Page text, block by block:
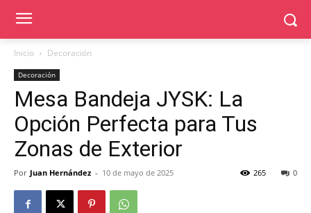
Inicio Decoración
Decoración
Mesa Bandeja JYSK: La
Opción Perfecta para Tus
Zonas de Exterior
Por Juan Hernández - 10 de mayo de 2025 0
265